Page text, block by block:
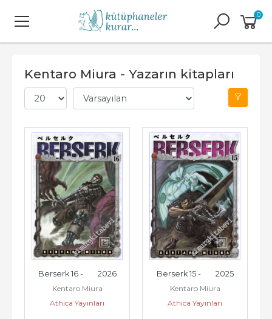
0
Kentaro Miura - Yazarın kitapları
Berserk 16 -        2026
Kentaro Miura
Athica Yayınları
Berserk 15 -        2025
Kentaro Miura
Athica Yayınları